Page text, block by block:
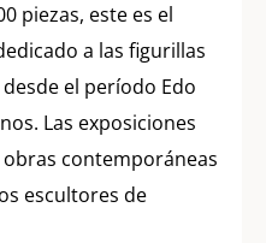
piezas, este es el
a las figurillas
el período Edo
Las exposiciones
contemporáneas
escultores de